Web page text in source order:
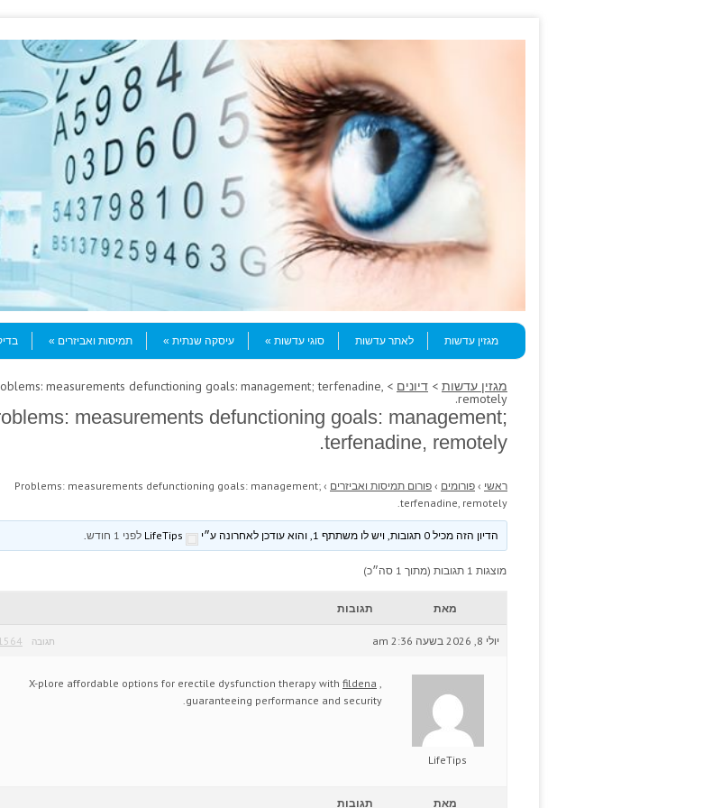
Menu
Skip to content
מגזין עדשות
לאתר עדשות סוגי עדשות עיסקה שנתית תמיסות ואביזרים
מגזין עדשות > דיונים measurements defunctioning goals: management; terfenadine,
remotely.
measurements defunctioning goals: management;
terfenadine, remotely.
ראשי › פורומים › פורום תמיסות ואביזרים ›
Problems: measurements defunctioning goals: management;
terfenadine, remotely.
הדיון הזה מכיל 0 תגובות, ויש לו משתתף 1, והוא עודכן לאחרונה ע״י לפני 1 חודש
מוצגות 1 תגובות (מתוך 1 סה״כ)
מאת תגובות
יולי 8, 2026 בשעה 2:36 am תגובה
LifeTips
X-plore affordable options for erectile dysfunction therapy with fildena
guaranteeing performance and security.
מאת תגובות